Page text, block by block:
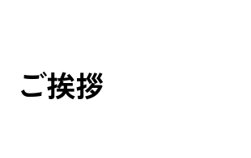
ご挨拶